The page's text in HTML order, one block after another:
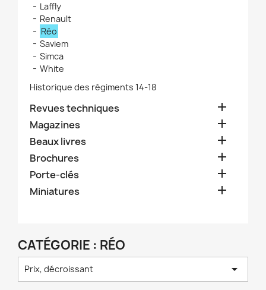
Laffly
Renault
Réo
Saviem
Simca
White
Historique des régiments 14-18
Revues techniques 
Magazines 
Beaux livres 
Brochures 
Porte-clés 
Miniatures 
CATÉGORIE : RÉO
Prix, décroissant 